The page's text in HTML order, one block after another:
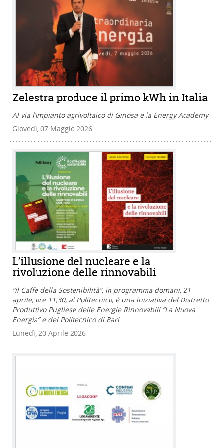
Zelestra produce il primo kWh in Italia
Al via l’impianto agrivoltaico di Ginosa e la Energy Academy
Giovedì, 07 Maggio 2026
L’illusione del nucleare e la
rivoluzione delle rinnovabili
“il Caffe della Sostenibilità”, in programma domani, 21
aprile, ore 11,30, al Politecnico, è una iniziativa del Distretto
Produttivo Pugliese delle Energie Rinnovabili “La Nuova
Energia” e del Politecnico di Bari
Lunedì, 20 Aprile 2026